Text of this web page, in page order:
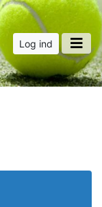
Log ind